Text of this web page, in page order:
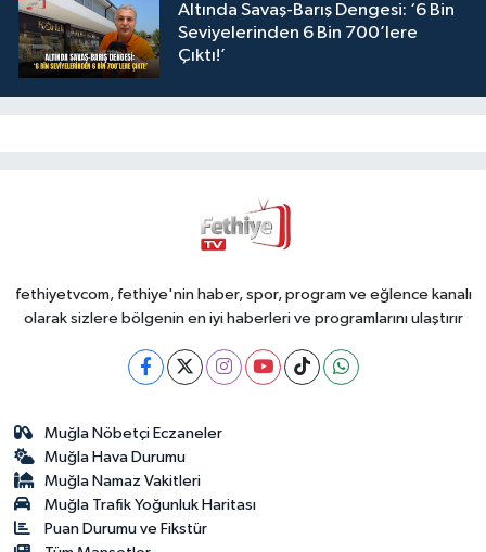
Altında Savaş-Barış Dengesi: ‘6 Bin
Seviyelerinden 6 Bin 700’lere
Çıktı!’
fethiyetvcom, fethiye'nin haber, spor, program ve eğlence kanalı
olarak sizlere bölgenin en iyi haberleri ve programlarını ulaştırır
Muğla Nöbetçi Eczaneler
Muğla Hava Durumu
Muğla Namaz Vakitleri
Muğla Trafik Yoğunluk Haritası
Puan Durumu ve Fikstür